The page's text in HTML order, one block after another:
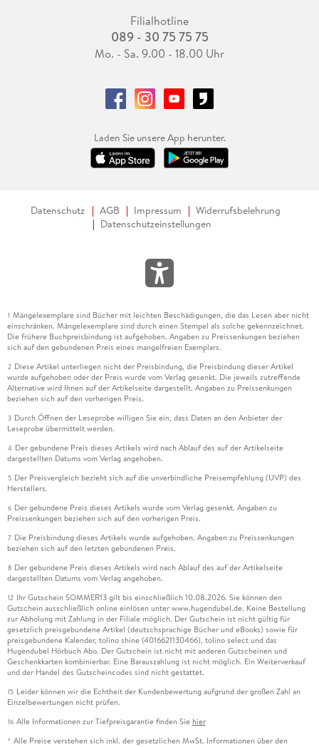
Filialhotline
089 - 30 75 75 75
Mo. - Sa. 9.00 - 18.00 Uhr
Laden Sie unsere App herunter.
Datenschutz AGB Impressum
Widerrufsbelehrung
Datenschutzeinstellungen
1 Mängelexemplare sind Bücher mit leichten Beschädigungen, die das Lesen aber nicht
einschränken. Mängelexemplare sind durch einen Stempel als solche gekennzeichnet.
Die frühere Buchpreisbindung ist aufgehoben. Angaben zu Preissenkungen beziehen
sich auf den gebundenen Preis eines mangelfreien Exemplars.
2 Diese Artikel unterliegen nicht der Preisbindung, die Preisbindung dieser Artikel
wurde aufgehoben oder der Preis wurde vom Verlag gesenkt. Die jeweils zutreffende
Alternative wird Ihnen auf der Artikelseite dargestellt. Angaben zu Preissenkungen
beziehen sich auf den vorherigen Preis.
3 Durch Öffnen der Leseprobe willigen Sie ein, dass Daten an den Anbieter der
Leseprobe übermittelt werden.
4 Der gebundene Preis dieses Artikels wird nach Ablauf des auf der Artikelseite
dargestellten Datums vom Verlag angehoben.
5 Der Preisvergleich bezieht sich auf die unverbindliche Preisempfehlung (UVP) des
Herstellers.
6 Der gebundene Preis dieses Artikels wurde vom Verlag gesenkt. Angaben zu
Preissenkungen beziehen sich auf den vorherigen Preis.
7 Die Preisbindung dieses Artikels wurde aufgehoben. Angaben zu Preissenkungen
beziehen sich auf den letzten gebundenen Preis.
8 Der gebundene Preis dieses Artikels wird nach Ablauf des auf der Artikelseite
dargestellten Datums vom Verlag angehoben.
12 Ihr Gutschein SOMMER13 gilt bis einschließlich 10.08.2026. Sie können den
Gutschein ausschließlich online einlösen unter www.hugendubel.de. Keine Bestellung
zur Abholung mit Zahlung in der Filiale möglich. Der Gutschein ist nicht gültig für
gesetzlich preisgebundene Artikel (deutschsprachige Bücher und eBooks) sowie für
preisgebundene Kalender, tolino shine (4016621130466), tolino select und das
Hugendubel Hörbuch Abo. Der Gutschein ist nicht mit anderen Gutscheinen und
Geschenkkarten kombinierbar. Eine Barauszahlung ist nicht möglich. Ein Weiterverkauf
und der Handel des Gutscheincodes sind nicht gestattet.
15 Leider können wir die Echtheit der Kundenbewertung aufgrund der großen Zahl an
Einzelbewertungen nicht prüfen.
16 Alle Informationen zur Tiefpreisgarantie finden Sie hier
* Alle Preise verstehen sich inkl. der gesetzlichen MwSt. Informationen über den